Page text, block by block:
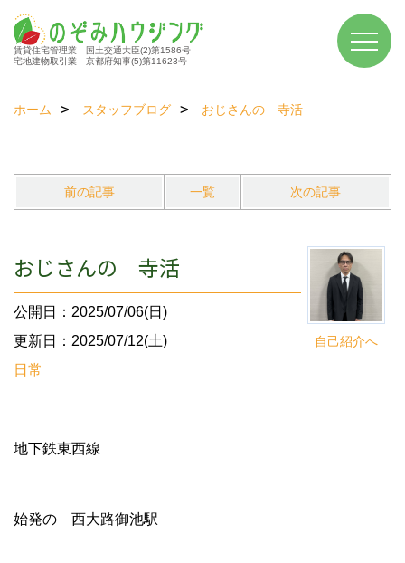
賃貸住宅管理業 国土交通大臣(2)第1586号
宅地建物取引業 京都府知事(5)第11623号
ホーム スタッフブログ おじさんの 寺活
前の記事 一覧 次の記事
自己紹介へ
おじさんの 寺活
公開日：2025/07/06(日)
更新日：2025/07/12(土)
日常
地下鉄東西線
始発の 西大路御池駅